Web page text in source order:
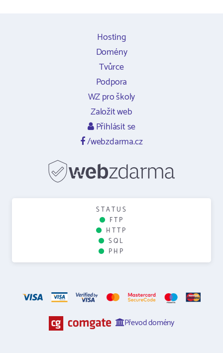
Hosting
Domény
Tvůrce
Podpora
WZ pro školy
Založit web
Přihlásit se
/webzdarma.cz
STATUS
FTP
HTTP
SQL
PHP
Převod domény